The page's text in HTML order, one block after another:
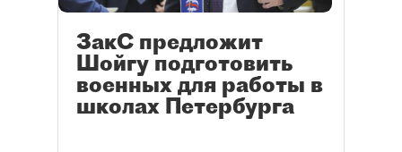
ЗакС предложит
Шойгу подготовить
военных для работы в
школах Петербурга